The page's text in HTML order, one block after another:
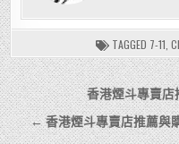
TAGGED 7-11
文
章
香港煙斗專賣
← 香港煙斗專賣店推薦與